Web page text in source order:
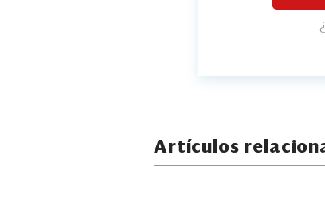
Artículos